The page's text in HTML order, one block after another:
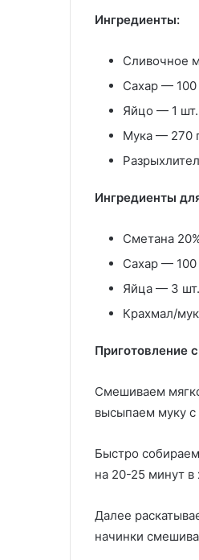
Ингредиенты:
Сливочное
Сахар — 100
Яйцо — 1
Мука — 270
Ингредиенты
Сметана
Сахар — 100
Яйца — 3
Крахмал/
Приготовление
Смешиваем
высыпаем муку
Быстро
на 20-25 минут в
Далее
начинки